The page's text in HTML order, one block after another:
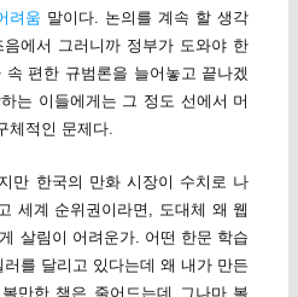
려움 말이다. 논의를 계속 할 생각
에서 그러니까 정부가 도와야 한
편한 규범론을 늘어놓고 끝나겠
는 이들에게는 그 정도 선에서 머
체적인 문제다.
만 한국의 만화 시장이 수치로 나
세계 순위권이라면, 도대체 왜 웹
살림이 어려운가. 어떤 한문 학습
를 달리고 있다는데 왜 내가 만든
만한 책은 줄어드는데 그나마 볼